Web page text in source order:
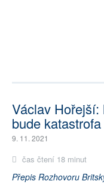
Václav
bude katastrofa
9. 11. 2021
čas čtení 18 minut
Přepis Rozhovoru